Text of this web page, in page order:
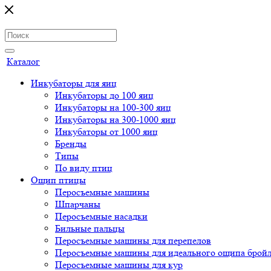
Каталог
Инкубаторы для яиц
Инкубаторы до 100 яиц
Инкубаторы на 100-300 яиц
Инкубаторы на 300-1000 яиц
Инкубаторы от 1000 яиц
Бренды
Типы
По виду птиц
Ощип птицы
Перосъемные машины
Шпарчаны
Перосъемные насадки
Бильные пальцы
Перосъемные машины для перепелов
Перосъемные машины для идеального ощипа
Перосъемные машины для кур